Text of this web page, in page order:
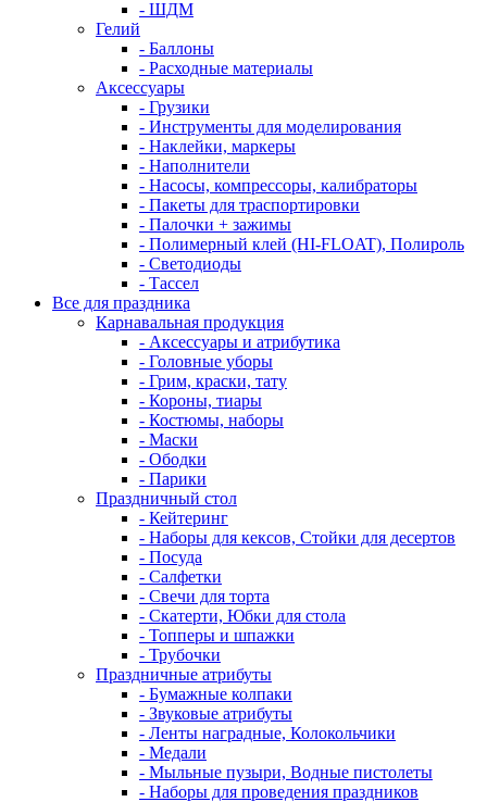
- ШДМ
Гелий
- Баллоны
- Расходные материалы
Аксессуары
- Грузики
- Инструменты для моделирования
- Наклейки, маркеры
- Наполнители
- Насосы, компрессоры, калибраторы
- Пакеты для траспортировки
- Палочки + зажимы
- Полимерный клей (HI-FLOAT), Полироль
- Светодиоды
- Тассел
Все для праздника
Карнавальная продукция
- Аксессуары и атрибутика
- Головные уборы
- Грим, краски, тату
- Короны, тиары
- Костюмы, наборы
- Маски
- Ободки
- Парики
Праздничный стол
- Кейтеринг
- Наборы для кексов, Стойки для десертов
- Посуда
- Салфетки
- Свечи для торта
- Скатерти, Юбки для стола
- Топперы и шпажки
- Трубочки
Праздничные атрибуты
- Бумажные колпаки
- Звуковые атрибуты
- Ленты наградные, Колокольчики
- Медали
- Мыльные пузыри, Водные пистолеты
- Наборы для проведения праздников